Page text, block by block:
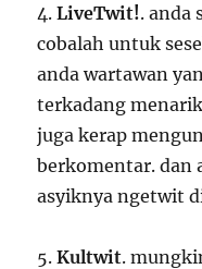
4.LiveTwit!. anda
cobalah untuk
anda wartawan
terkadang
juga kerap
berkomentar. dan
asyiknya ngetwit
5.Kultwit.